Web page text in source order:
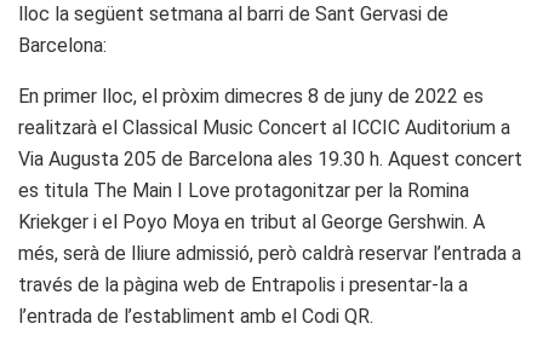
lloc la següent setmana al barri de Sant Gervasi de
Barcelona:
En primer lloc, el pròxim dimecres 8 de juny de 2022 es
realitzarà el Classical Music Concert al ICCIC Auditorium a
Via Augusta 205 de Barcelona ales 19.30 h. Aquest concert
es titula The Main I Love protagonitzar per la Romina
Kriekger i el Poyo Moya en tribut al George Gershwin. A
més, serà de lliure admissió, però caldrà reservar l’entrada a
través de la pàgina web de Entrapolis i presentar-la a
l’entrada de l’establiment amb el Codi QR.